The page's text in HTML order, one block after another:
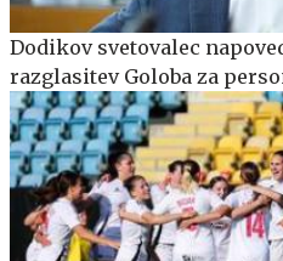
Dodikov svetovalec
razglasitev Goloba za